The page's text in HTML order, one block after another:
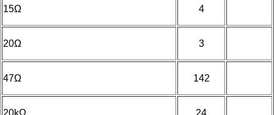
15Ω 4
20Ω 3
47Ω 142